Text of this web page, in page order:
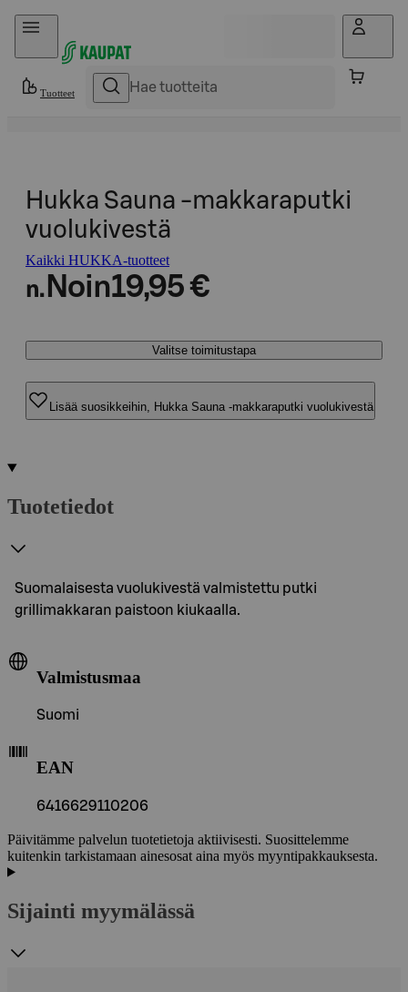
Hyppää sisältöön
Tuotteet
Hukka Sauna -makkaraputki
vuolukivestä
Kaikki HUKKA-tuotteet
n. Noin19,95 €
Valitse toimitustapa
Lisää suosikkeihin, Hukka Sauna -makkaraputki vuolukivestä
Tuotetiedot
Suomalaisesta vuolukivestä valmistettu putki
grillimakkaran paistoon kiukaalla.
Valmistusmaa
Suomi
EAN
6416629110206
Päivitämme palvelun tuotetietoja aktiivisesti. Suosittelemme
kuitenkin tarkistamaan ainesosat aina myös myyntipakkauksesta.
Sijainti myymälässä